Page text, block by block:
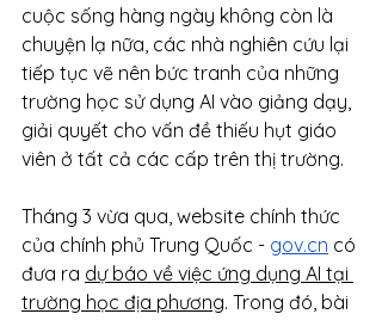
cuộc sống hàng ngày không còn là
chuyện lạ nữa, các nhà nghiên cứu lại
tiếp tục vẽ nên bức tranh của những
trường học sử dụng AI vào giảng dạy,
giải quyết cho vấn đề thiếu hụt giáo
viên ở tất cả các cấp trên thị trường.
Tháng 3 vừa qua, website chính thức
của chính phủ Trung Quốc - gov.cn có
đưa ra dự báo về việc ứng dụng AI tại
trường học địa phương. Trong đó, bài